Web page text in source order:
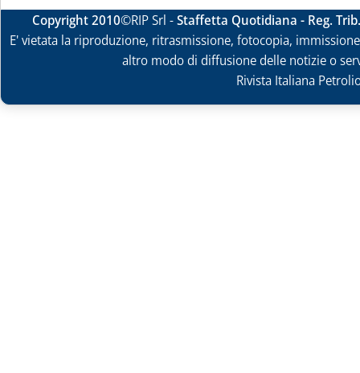
Copyright 2010©RIP Srl -Staffetta Quotidiana - Reg.
E' vietata la riproduzione, ritrasmissione, fotocopia,
altro modo di diffusione delle notizie o
Rivista Italiana